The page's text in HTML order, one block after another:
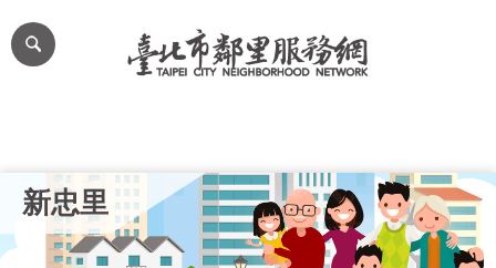
跳到主要內容區塊
網
站
新忠里